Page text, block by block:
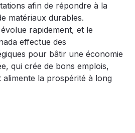
afin de répondre à la
matériaux durables.
rapidement, et le
effectue des
pour bâtir une économie
qui crée de bons emplois,
la prospérité à long